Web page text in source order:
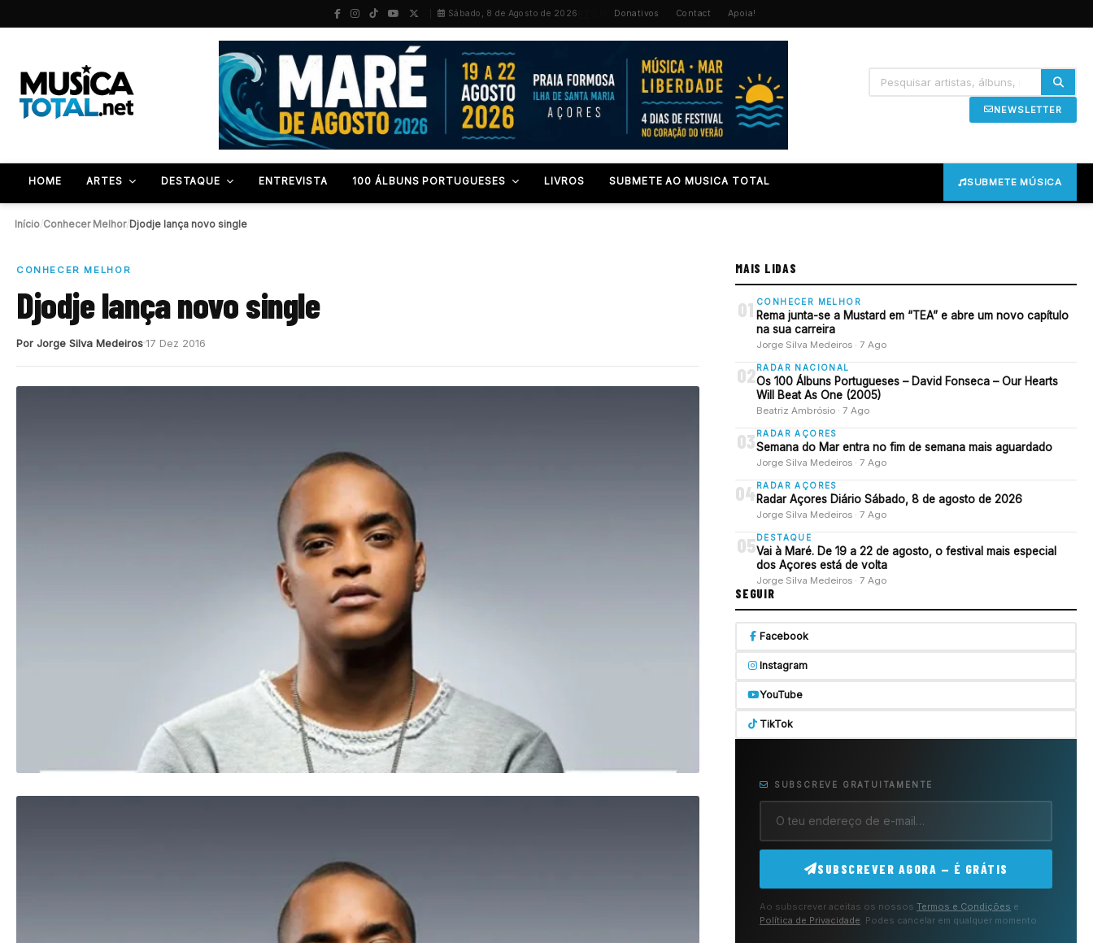
Sábado, 8 de Agosto de 2026 Donativos Contact Apoia!
NEWSLETTER
HOME ARTES DESTAQUE ENTREVISTA 100 ÁLBUNS PORTUGUESES LIVROS SUBMETE AO MUSICA TOTAL SUBMETE MÚSICA
Início Conhecer Melhor/ Djodje lança novo single
CONHECER MELHOR
Djodje lança novo single
Por Jorge Silva Medeiros17 Dez 2016
MAIS LIDAS
01 CONHECER MELHOR
Rema junta-se a Mustard em “TEA” e abre um novo capítulo
na sua carreira
Jorge Silva Medeiros · 7 Ago
02 RADAR NACIONAL
Os 100 Álbuns Portugueses – David Fonseca – Our Hearts
Will Beat As One (2005)
Beatriz Ambrósio · 7 Ago
03 RADAR AÇORES
Semana do Mar entra no fim de semana mais aguardado
Jorge Silva Medeiros · 7 Ago
04RADAR AÇORES
Radar Açores Diário Sábado, 8 de agosto de 2026
Jorge Silva Medeiros · 7 Ago
05 DESTAQUE
Vai à Maré. De 19 a 22 de agosto, o festival mais especial
dos Açores está de volta
Jorge Silva Medeiros · 7 Ago
SEGUIR
Facebook
Instagram
YouTube
TikTok
SUBSCREVE GRATUITAMENTE
SUBSCREVER AGORA — É GRÁTIS
Ao subscrever aceitas os nossos Termos e Condições e
Política de Privacidade . Podes cancelar em qualquer momento.